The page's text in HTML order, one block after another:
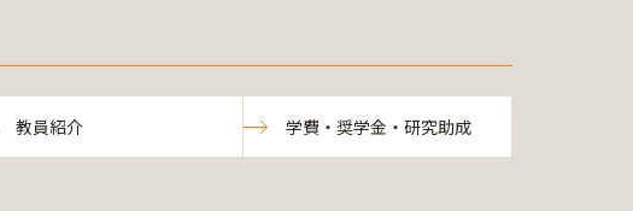
教員紹介 学費・奨学金・研究助成